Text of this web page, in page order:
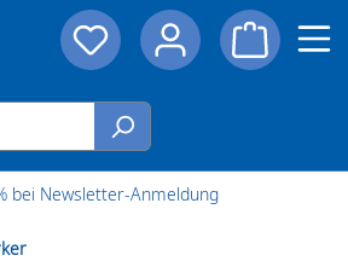
bei Newsletter-Anmeldung